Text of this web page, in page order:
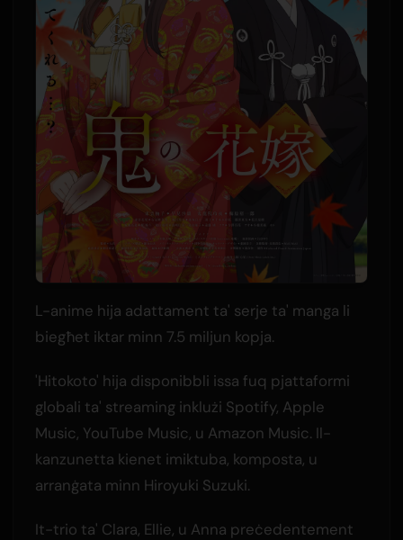
L-anime hija adattament ta' serje ta' manga li
biegħet iktar minn 7.5 miljun kopja.
'Hitokoto' hija disponibbli issa fuq pjattaformi
globali ta' streaming inklużi Spotify, Apple
Music, YouTube Music, u Amazon Music. Il-
kanzunetta kienet imiktuba, komposta, u
arranġata minn Hiroyuki Suzuki.
It-trio ta' Clara, Ellie, u Anna preċedentement